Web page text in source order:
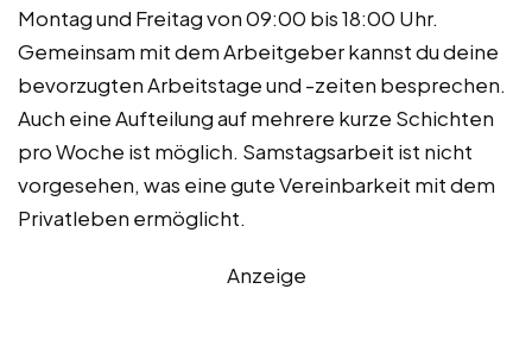
Montag und Freitag von 09:00 bis 18:00 Uhr.
Gemeinsam mit dem Arbeitgeber kannst du deine
bevorzugten Arbeitstage und -zeiten besprechen.
Auch eine Aufteilung auf mehrere kurze Schichten
pro Woche ist möglich. Samstagsarbeit ist nicht
vorgesehen, was eine gute Vereinbarkeit mit dem
Privatleben ermöglicht.
Anzeige